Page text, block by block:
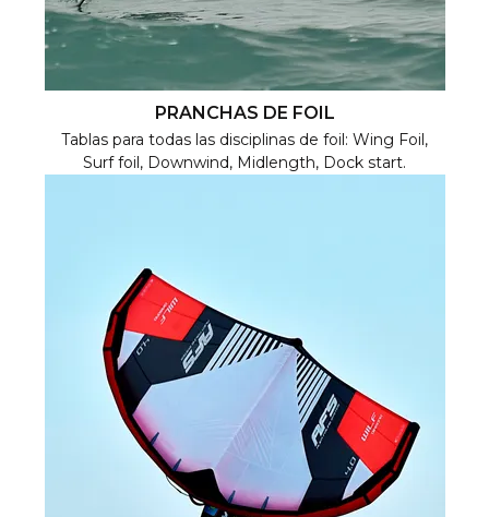
PRANCHAS DE FOIL
Tablas para todas las disciplinas de foil: Wing Foil,
Surf foil, Downwind, Midlength, Dock start.